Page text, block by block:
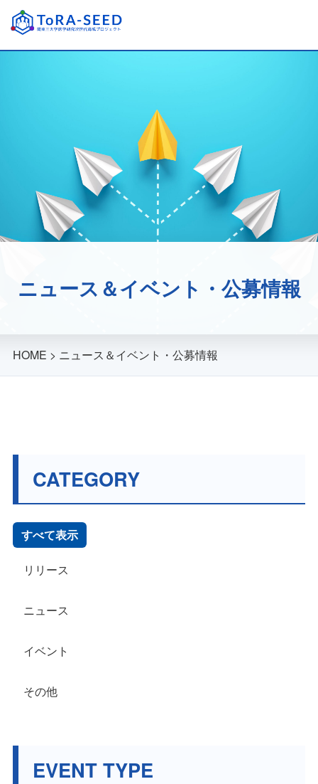
ニュース＆イベント・公募情報
HOME > ニュース＆イベント・公募情報
CATEGORY
すべて表示
リリース
ニュース
イベント
その他
EVENT TYPE